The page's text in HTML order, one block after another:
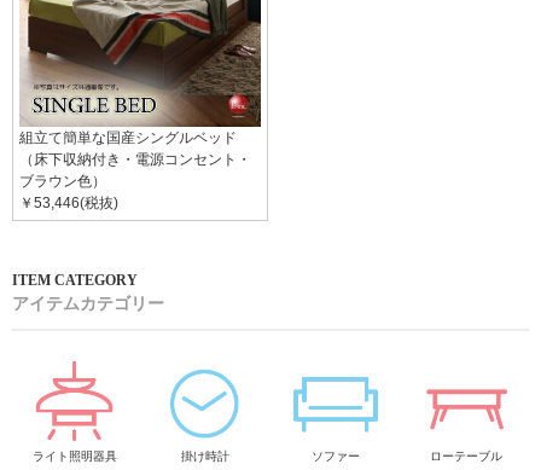
組立て簡単な国産シングルベッド
（床下収納付き・電源コンセント・
ブラウン色）
￥53,446(税抜)
アイテムカテゴリー
ライト照明器具 掛け時計 ソファー ローテーブル